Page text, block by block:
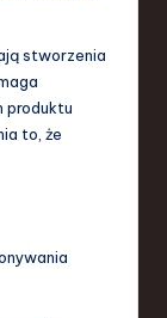
stworzenia
produktu
to, że